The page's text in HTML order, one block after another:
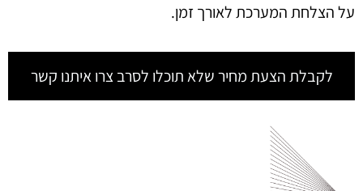
על הצלחת המערכת לאורך זמן.
לקבלת הצעת מחיר שלא תוכלו לסרב צרו איתנו קשר